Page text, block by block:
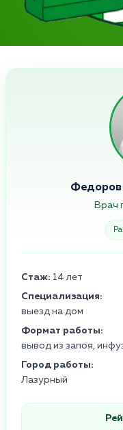
Федоров
Врач
Стаж: 14 лет
Специализация:
выезд на дом
Формат работы:
вывод из запоя,
Город работы:
Лазурный